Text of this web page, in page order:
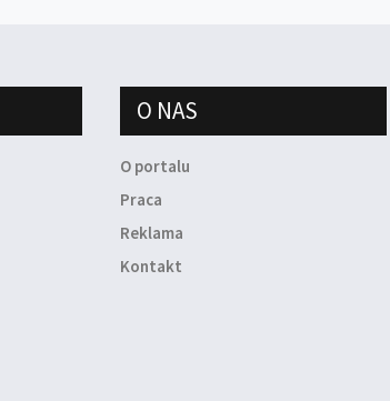
O NAS
O portalu
Praca
Reklama
Kontakt